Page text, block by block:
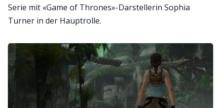
Serie mit «Game of Thrones»-Darstellerin Sophia
Turner in der Hauptrolle.